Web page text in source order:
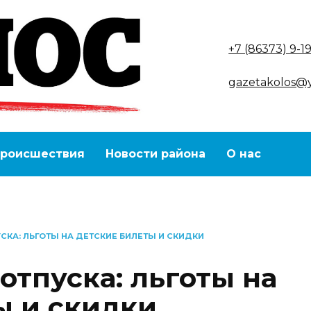
+7 (86373) 9-
Новости района О нас
ЛЬГОТЫ НА ДЕТСКИЕ БИЛЕТЫ И СКИДКИ
льготы на